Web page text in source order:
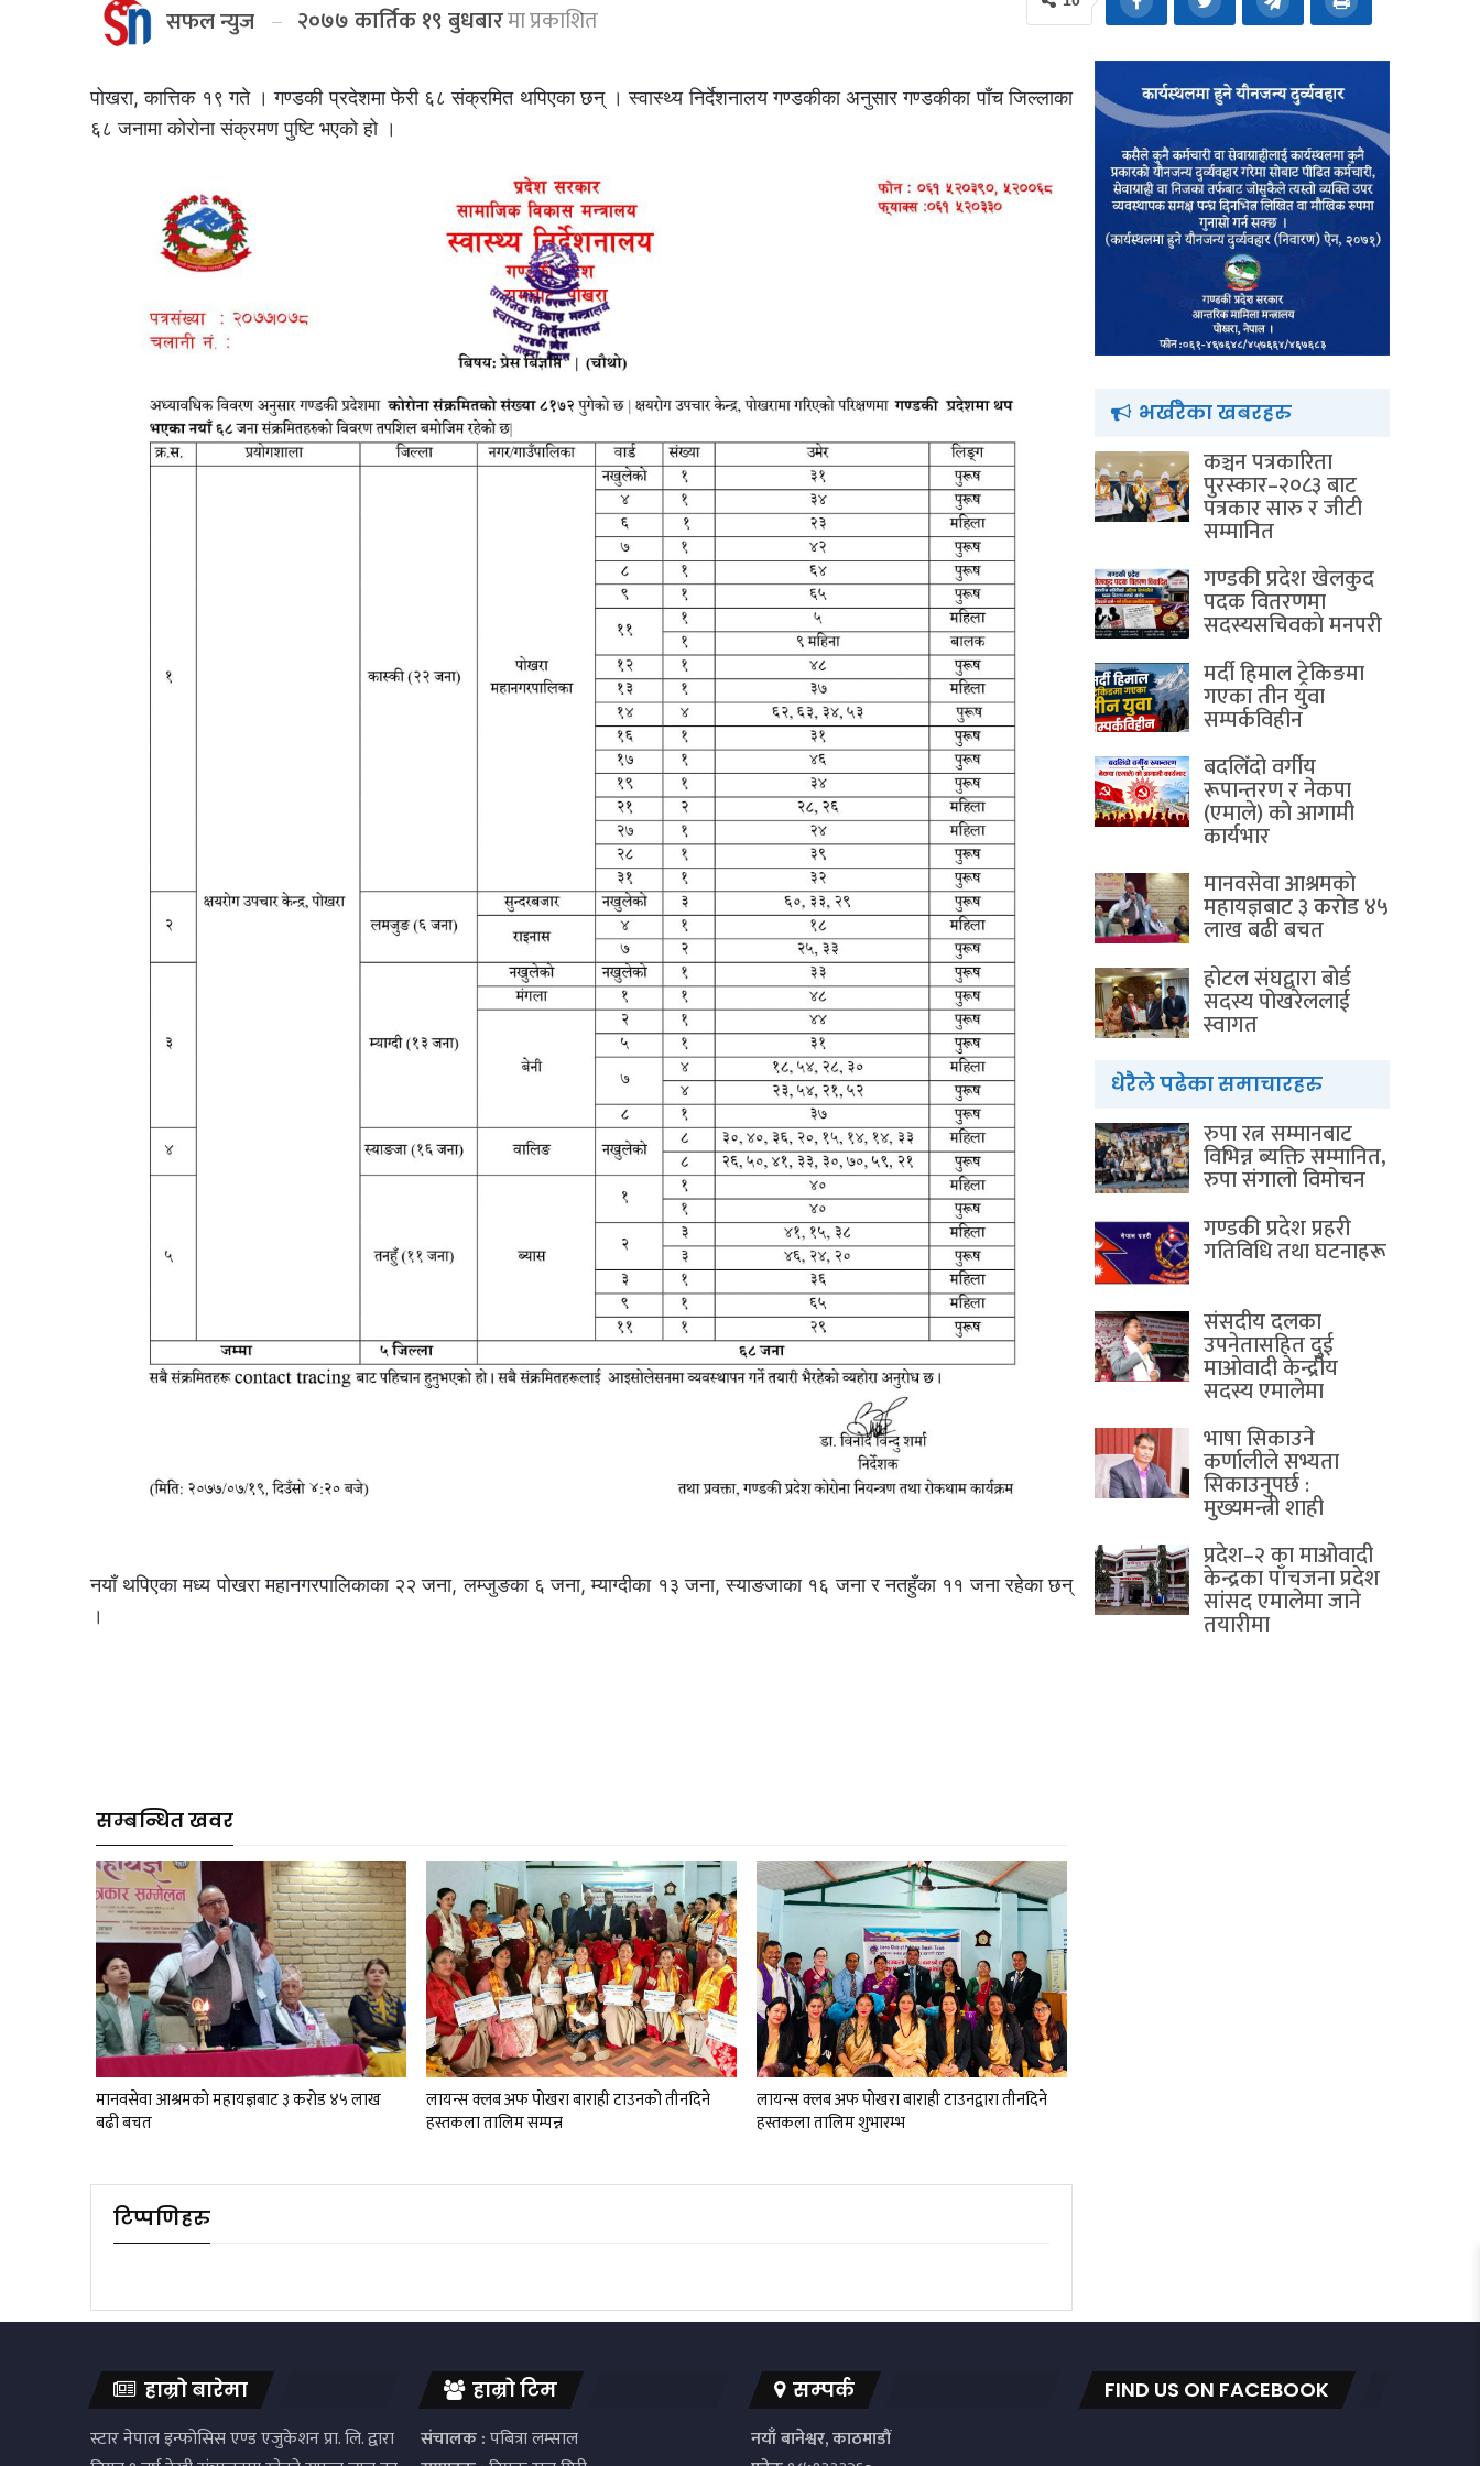
सफल न्युज २०७७ कार्तिक १९ बुधबारमा प्रकाशित
पोखरा, कात्तिक १९ गते । गण्डकी प्रदेशमा फेरी ६८ संक्रमित थपिएका छन् । स्वास्थ्य निर्देशनालय गण्डकीका अनुसार गण्डकीका पाँच जिल्लाका
६८ जनामा कोरोना संक्रमण पुष्टि भएको हो ।
नयाँ थपिएका मध्य पोखरा महानगरपालिकाका २२ जना, लम्जुङका ६ जना, म्याग्दीका १३ जना, स्याङजाका १६ जना र नतहुँका ११ जना रहेका छन्
।
सम्बन्धित खवर
मानवसेवा आश्रमकाे‌ महायज्ञबाट ३ करोड ४५ लाख
बढी बचत
लायन्स क्लब अफ पोखरा बाराही टाउनको तीनदिने
हस्तकला तालिम सम्पन्न
लायन्स क्लब अफ पोखरा बाराही टाउनद्वारा तीनदिने
हस्तकला तालिम शुभारम्भ
टिप्पणिहरु
भर्खरैका खबरहरु
कञ्चन पत्रकारिता
पुरस्कार–२०८३ बाट
पत्रकार सारु र जीटी
सम्मानित
गण्डकी प्रदेश खेलकुद
पदक वितरणमा
सदस्यसचिवकाे मनपरी
मर्दी हिमाल ट्रेकिङमा
गएका तीन युवा
सम्पर्कविहीन
बदलिँदो वर्गीय
रूपान्तरण र नेकपा
(एमाले) को आगामी
कार्यभार
मानवसेवा आश्रमकाे‌
महायज्ञबाट ३ करोड ४५
लाख बढी बचत
होटल संघद्वारा बोर्ड
सदस्य पोखरेललाई
स्वागत
धेरैले पढेका समाचारहरु
रुपा रत्न सम्मानबाट
विभिन्न ब्यक्ति सम्मानित,
रुपा संगालो विमोचन
गण्डकी प्रदेश प्रहरी
गतिविधि तथा घटनाहरू
संसदीय दलका
उपनेतासहित दुई
माओवादी केन्द्रीय
सदस्य एमालेमा
भाषा सिकाउने
कर्णालीले सभ्यता
सिकाउनुपर्छ :
मुख्यमन्त्री शाही
प्रदेश–२ का माओवादी
केन्द्रका पाँचजना प्रदेश
सांसद एमालेमा जाने
तयारीमा
हाम्रो बारेमा
स्टार नेपाल इन्फोसिस एण्ड एजुकेशन प्रा. लि. द्वारा
हाम्रो टिम
संचालक :पबित्रा लम्साल
सम्पर्क
नयाँ बानेश्वर, काठमाडौं
FIND US ON FACEBOOK